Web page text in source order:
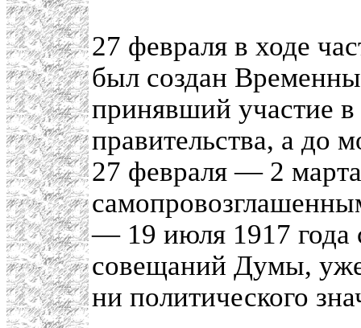
27 февраля в ходе
был создан
принявший участие
правительства, а до
27 февраля — 2
— 19 июля 1917 года
совещаний Думы,
ни политического